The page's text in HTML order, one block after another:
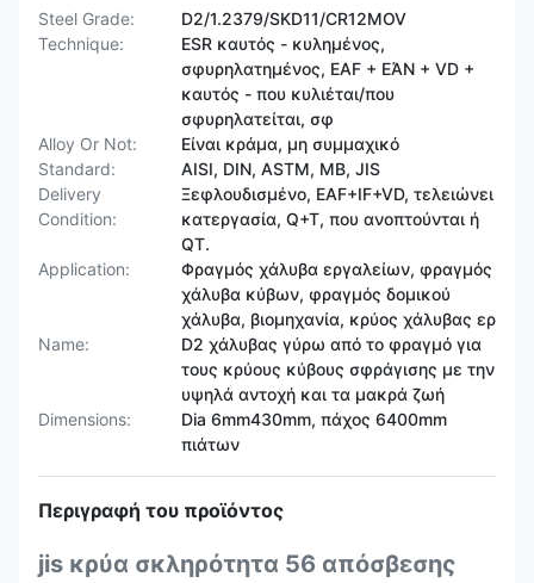
Steel Grade:
D2/1.2379/SKD11/CR12MOV
Technique:
ESR καυτός - κυλημένος,
σφυρηλατημένος, EAF + ΕΆΝ + VD +
καυτός - που κυλιέται/που
σφυρηλατείται, σφ
Alloy Or Not:
Είναι κράμα, μη συμμαχικό
Standard:
AISI, DIN, ASTM, ΜΒ, JIS
Delivery
Condition:
Ξεφλουδισμένο, EAF+IF+VD, τελειώνει
κατεργασία, Q+T, που ανοπτούνται ή
QT.
Application:
Φραγμός χάλυβα εργαλείων, φραγμός
χάλυβα κύβων, φραγμός δομικού
χάλυβα, βιομηχανία, κρύος χάλυβας ερ
Name:
D2 χάλυβας γύρω από το φραγμό για
τους κρύους κύβους σφράγισης με την
υψηλά αντοχή και τα μακρά ζωή
Dimensions:
Dia 6mm430mm, πάχος 6400mm
πιάτων
Περιγραφή του προϊόντος
jis κρύα σκληρότητα 56 απόσβεσης